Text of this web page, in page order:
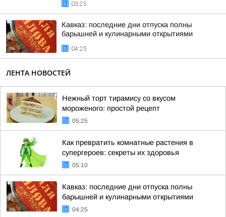
03:25
Кавказ: последние дни отпуска полны
барышней и кулинарными открытиями
04:25
ЛЕНТА НОВОСТЕЙ
Нежный торт тирамису со вкусом
мороженого: простой рецепт
05:25
Как превратить комнатные растения в
супергероев: секреты их здоровья
05:10
Кавказ: последние дни отпуска полны
барышней и кулинарными открытиями
04:25